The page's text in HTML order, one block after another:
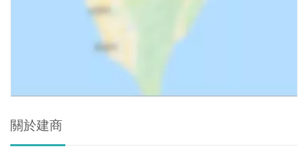
關於建商